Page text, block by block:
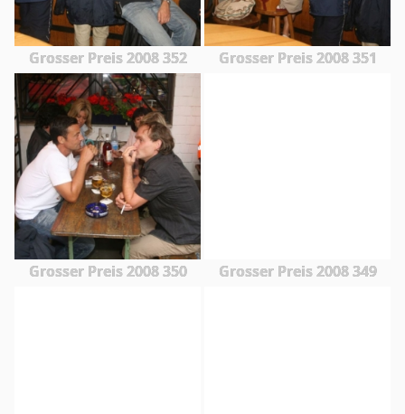
Grosser Preis 2008 352 Grosser Preis 2008 351
Grosser Preis 2008 350 Grosser Preis 2008 349